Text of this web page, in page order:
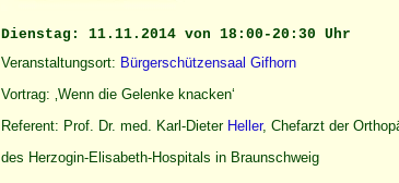
Dienstag: 11.11.2014 von 18:00-20:30 Uhr
Veranstaltungsort: Bürgerschützensaal Gifhorn
Vortrag: ‚Wenn die Gelenke knacken‘
Referent: Prof. Dr. med. Karl-Dieter Heller, Chefarzt der
des Herzogin-Elisabeth-Hospitals in Braunschweig